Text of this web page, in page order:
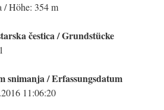
/ Höhe: 354 m
čestica/ Grundstücke
snimanja / Erfassungsdatum
11:06:20